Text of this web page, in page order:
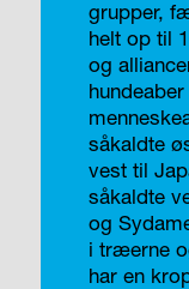
grupper,
helt op til
og
såkaldte
vest til
såkaldte
og
i træerne
har en